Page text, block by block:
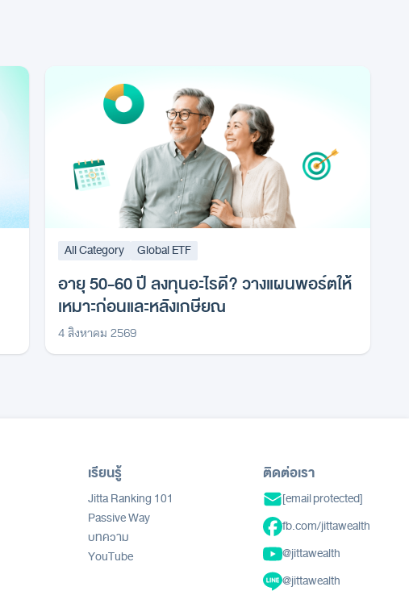
All Category Global ETF
อายุ 50-60 ปี ลงทุนอะไรดี? วางแผนพอร์ตให้
เหมาะก่อนและหลังเกษียณ
4 สิงหาคม 2569
เรียนรู้
Jitta Ranking 101
Passive Way
บทความ
YouTube
ติดต่อเรา
[email protected]
fb.com/jittawealth
@jittawealth
@jittawealth